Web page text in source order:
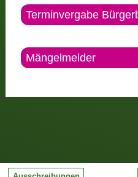
Terminvergabe
Mängelmelder